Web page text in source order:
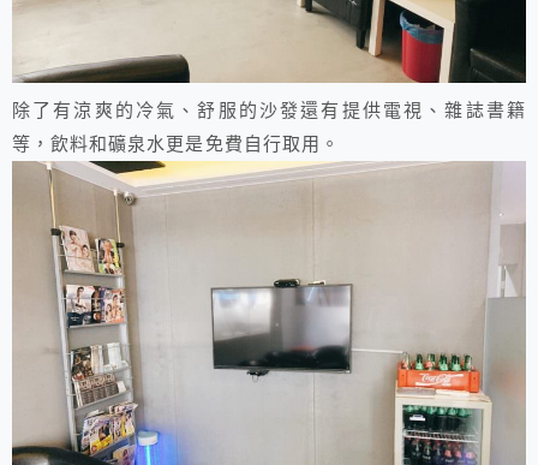
除了有涼爽的冷氣、舒服的沙發還有提供電視、雜誌書籍
等，飲料和礦泉水更是免費自行取用。